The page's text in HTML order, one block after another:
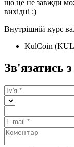
що це не завжди
вихідні :)
Внутрішній курс
KulCoin
Зв'язатись